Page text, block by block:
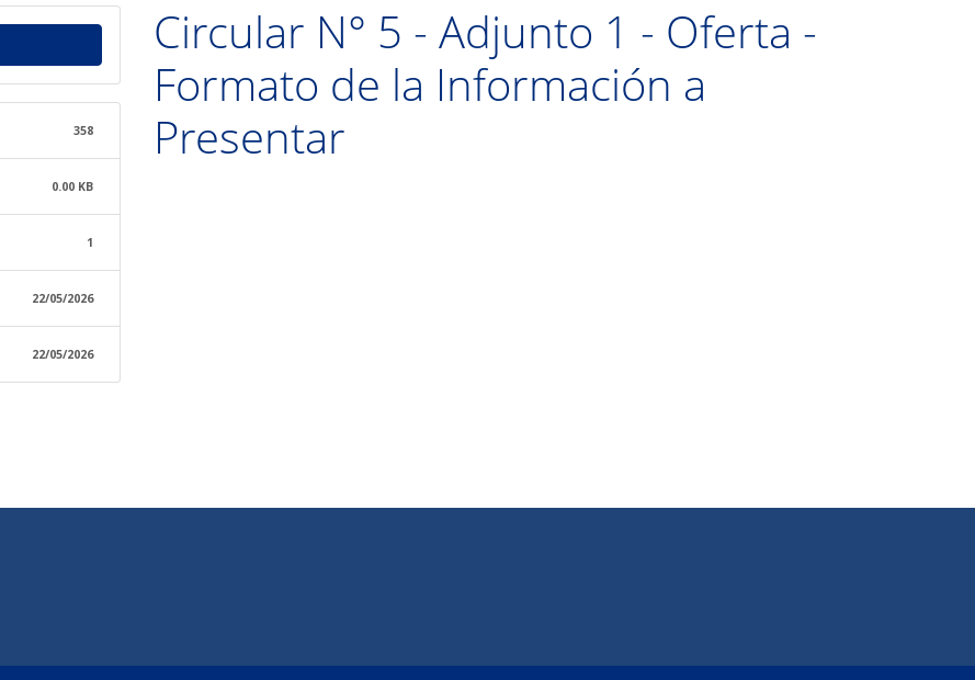
358
0.00 KB
1
22/05/2026
22/05/2026
Circular N° 5 - Adjunto 1 - Oferta -
Formato de la Información a
Presentar